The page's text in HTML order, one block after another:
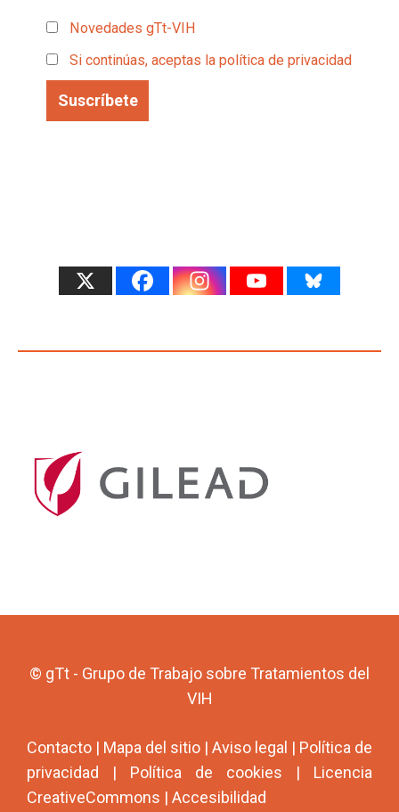
Novedades gTt-VIH
Si continúas, aceptas la política de privacidad
© gTt - Grupo de Trabajo sobre Tratamientos del
VIH
Contacto | Mapa del sitio | Aviso legal | Política de
privacidad | Política de cookies | Licencia
CreativeCommons | Accesibilidad